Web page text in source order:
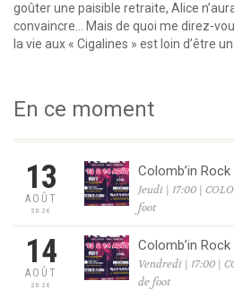
goûter une paisible retraite, Alice
convaincre… Mais de quoi me direz-
la vie aux « Cigalines » est loin d’être
En ce moment
13
AOÛT
2026
Colomb’in Rock
Jeudi | 17:00 |
foot
14
AOÛT
2026
Colomb’in Rock
Vendredi | 17:00 |
de foot